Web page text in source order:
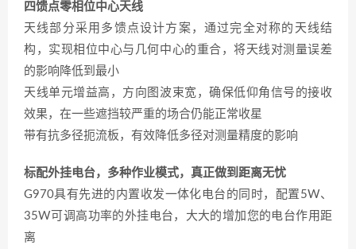
四馈点零相位中心天线
天线部分采用多馈点设计方案，通过完全对称的天线结
构，实现相位中心与几何中心的重合，将天线对测量误差
的影响降低到最小
天线单元增益高，方向图波束宽，确保低仰角信号的接收
效果，在一些遮挡较严重的场合仍能正常收星
带有抗多径扼流板，有效降低多径对测量精度的影响
标配外挂电台，多种作业模式，真正做到距离无忧
G970具有先进的内置收发一体化电台的同时，配置5W、
35W可调高功率的外挂电台，大大的增加您的电台作用距
离